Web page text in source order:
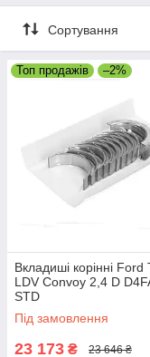
Вкладиші корінні
Вкладиші корінні
вкладиші із замками,
Черкасах
Сортування
Топ продажів –2%
Вкладиші корінні Ford
LDV Convoy 2,4 D
STD
Під замовлення
23 173 ₴ 23 646 ₴